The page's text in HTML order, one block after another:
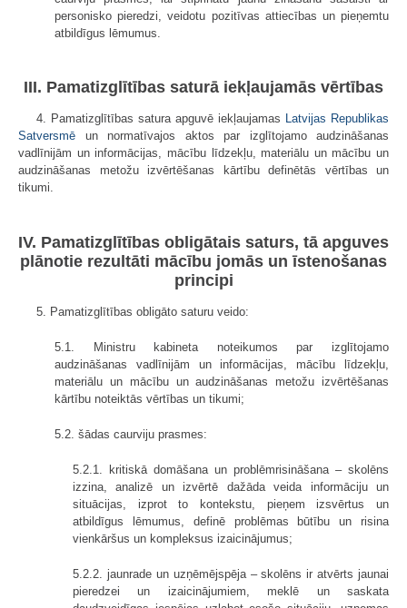
personisko pieredzi, veidotu pozitīvas attiecības un pieņemtu
atbildīgus lēmumus.
III. Pamatizglītības saturā iekļaujamās vērtības
4. Pamatizglītības satura apguvē iekļaujamas Latvijas Republikas
Satversmē un normatīvajos aktos par izglītojamo audzināšanas
vadlīnijām un informācijas, mācību līdzekļu, materiālu un mācību un
audzināšanas metožu izvērtēšanas kārtību definētās vērtības un
tikumi.
IV. Pamatizglītības obligātais saturs, tā apguves
plānotie rezultāti mācību jomās un īstenošanas
principi
5. Pamatizglītības obligāto saturu veido:
5.1. Ministru kabineta noteikumos par izglītojamo
audzināšanas vadlīnijām un informācijas, mācību līdzekļu,
materiālu un mācību un audzināšanas metožu izvērtēšanas
kārtību noteiktās vērtības un tikumi;
5.2. šādas caurviju prasmes:
5.2.1. kritiskā domāšana un problēmrisināšana – skolēns
izzina, analizē un izvērtē dažāda veida informāciju un
situācijas, izprot to kontekstu, pieņem izsvērtus un
atbildīgus lēmumus, definē problēmas būtību un risina
vienkāršus un kompleksus izaicinājumus;
5.2.2. jaunrade un uzņēmējspēja – skolēns ir atvērts jaunai
pieredzei un izaicinājumiem, meklē un saskata